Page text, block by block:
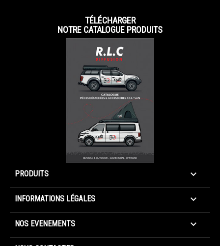
TÉLÉCHARGER
NOTRE CATALOGUE PRODUITS
PRODUITS 
INFORMATIONS LÉGALES 
NOS EVENEMENTS 